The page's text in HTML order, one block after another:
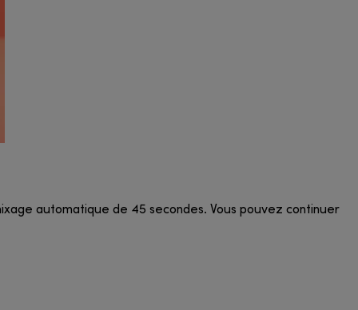
automatique de 45 secondes. Vous pouvez continuer